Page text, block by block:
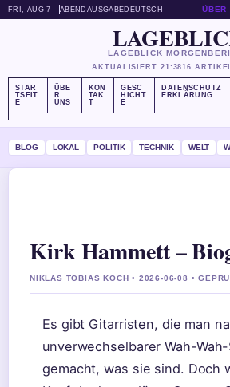
FRI, AUG 7 ABENDAUSGABEDEUTSCH ÜBER
LAGEBLICK
AKTUALISIERT 21:3816
STAR
TSEIT
E
ÜBE
R
UNS
KON
TAK
T
GESC
HICHT
E
DATENSCHUTZ
ERKLÄRUNG
BLOG LOKAL POLITIK TECHNIK WELT
Kirk Hammett –
NIKLAS TOBIAS KOCH • 2026-06-08 •
Es gibt Gitarristen, die man
unverwechselbarer Wah-
gemacht, was sie sind. Doch